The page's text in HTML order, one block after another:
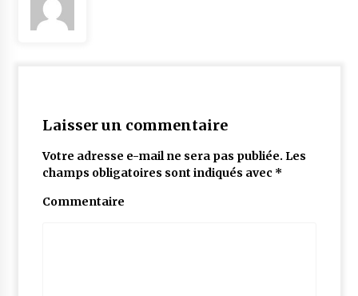
Laisser un commentaire
Votre adresse e-mail ne sera pas publiée. Les
champs obligatoires sont indiqués avec *
Commentaire